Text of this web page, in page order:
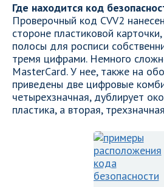
Где находится код
Проверочный код CVV2
стороне пластиковой
полосы для росписи
тремя цифрами. Немного
MasterCard. У нее, также на
приведены две цифровые
четырехзначная, дублирует
пластика, а вторая,